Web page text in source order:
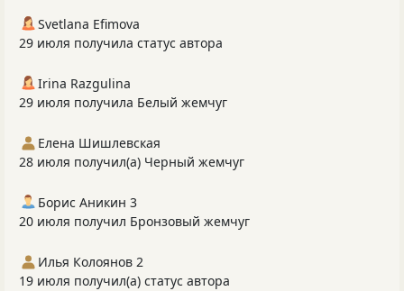
Svetlana Efimova
29 июля получила статус автора
Irina Razgulina
29 июля получила Белый жемчуг
Елена Шишлевская
28 июля получил(а) Черный жемчуг
Борис Аникин 3
20 июля получил Бронзовый жемчуг
Илья Колоянов 2
19 июля получил(а) статус автора